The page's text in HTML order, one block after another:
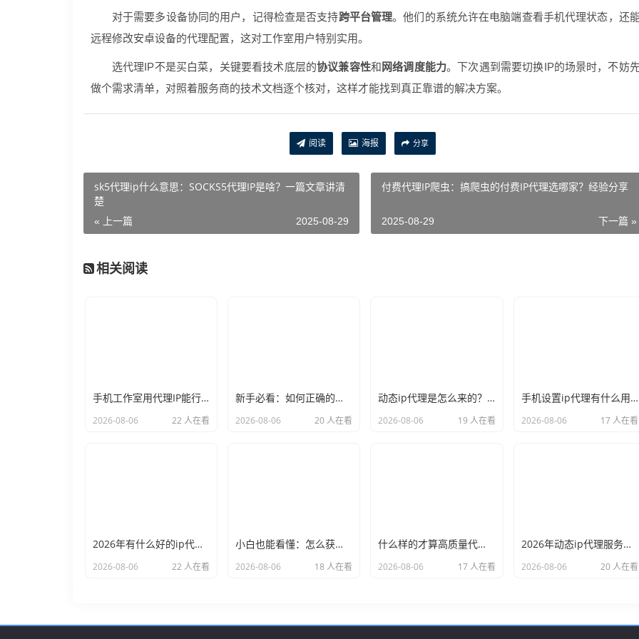
对于需要多设备协同的用户，记得检查是否支持跨平台管理。他们的系统允许在电脑端查看手机代理状态，还
远程修改安卓设备的代理配置，这对工作室用户特别实用。
选代理IP不是买白菜，关键要看技术底层的协议兼容性和 网络调度能力。下次遇到需要切换IP的场景时，不妨
做个需求清单，对照着服务商的技术文档逐个核对，这样才能找到真正靠谱的解决方案。
阅读 海报 分享
sk5代理ip什么意思：SOCKS5代理IP是啥？一篇文章讲清
楚
« 上一篇 2025-08-29
付费代理IP爬虫：搞爬虫的付费IP代理选哪家？经验分享
下一篇 »
2025-08-29
相关阅读
手机工作室用代理IP能行么？过来人的经验告诉你答案
2026-08-06 22 人在看
新手必看：如何正确的选择代理ip软件，别再交智商税了
2026-08-06 20 人在看
动态ip代理是怎么来的？背后的原理比你想象的精彩
2026-08-06 19 人在看
手机设置ip代理有什么用？不只是改定位那么简单
2026-08-06 17 人在看
2026年有什么好的ip代理软件？亲测后我只推荐这几个
2026-08-06 22 人在看
小白也能看懂：怎么获取代理ip和端口号，一步步教会你
2026-08-06 18 人在看
什么样的才算高质量代理ip？资深玩家总结了三个硬指标
2026-08-06 17 人在看
2026年动态ip代理服务商有哪些？这份清单建议收藏
2026-08-06 20 人在看